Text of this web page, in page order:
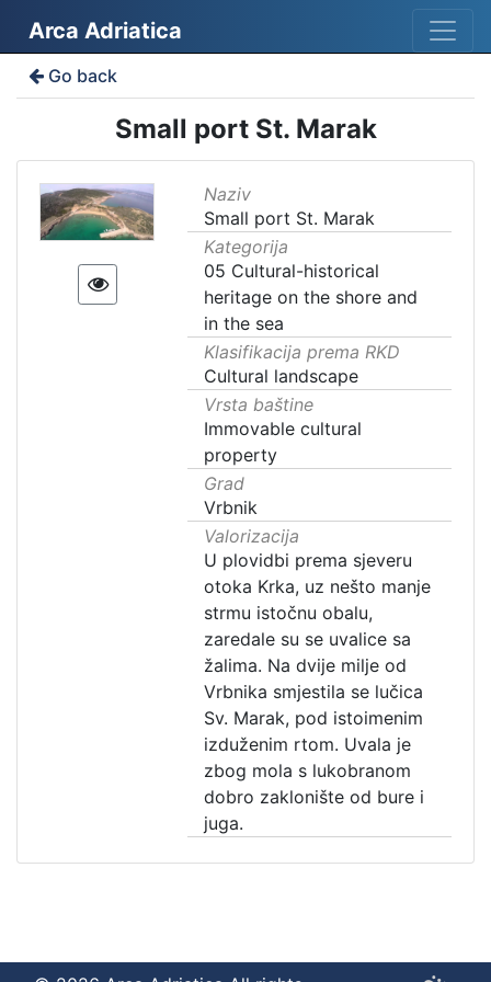
Arca Adriatica
Go back
Small port St. Marak
Naziv
Small port St. Marak
Kategorija
05 Cultural-historical
heritage on the shore and
in the sea
Klasifikacija prema RKD
Cultural landscape
Vrsta baštine
Immovable cultural
property
Grad
Vrbnik
Valorizacija
U plovidbi prema sjeveru
otoka Krka, uz nešto manje
strmu istočnu obalu,
zaredale su se uvalice sa
žalima. Na dvije milje od
Vrbnika smjestila se lučica
Sv. Marak, pod istoimenim
izduženim rtom. Uvala je
zbog mola s lukobranom
dobro zaklonište od bure i
juga.